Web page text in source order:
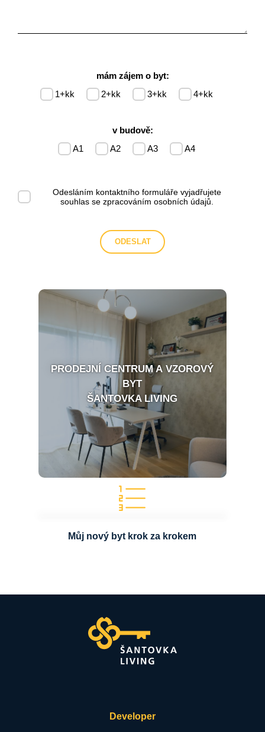
mám zájem o byt:
1+kk 2+kk 3+kk 4+kk
v budově:
A1 A2 A3 A4
Odesláním kontaktního formuláře vyjadřujete
souhlas se zpracováním osobních údajů
PRODEJNÍ CENTRUM A VZOROVÝ
BYT
ŠANTOVKA LIVING
Můj nový byt krok za krokem
Developer